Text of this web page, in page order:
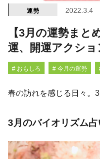
運勢 2022.3.4
【3月の運勢まと
運、開運アクショ
# おもしろ # 今月の運勢
春の訪れを感じる日々。
3月のバイオリズム占